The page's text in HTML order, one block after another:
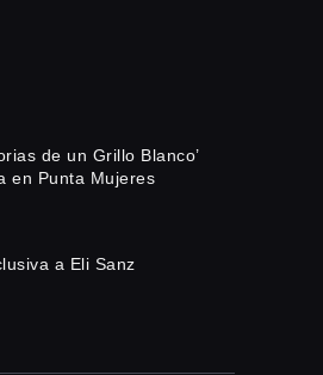
de un Grillo Blanco’
en Punta Mujeres
a Eli Sanz